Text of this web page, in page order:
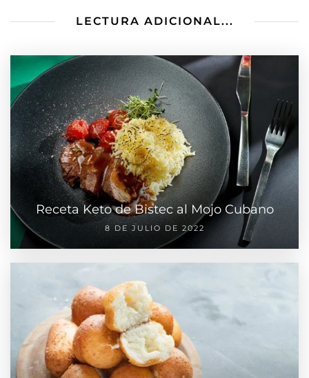
LECTURA ADICIONAL...
Receta Keto de Bistec al Mojo Cubano
8 DE JULIO DE 2022